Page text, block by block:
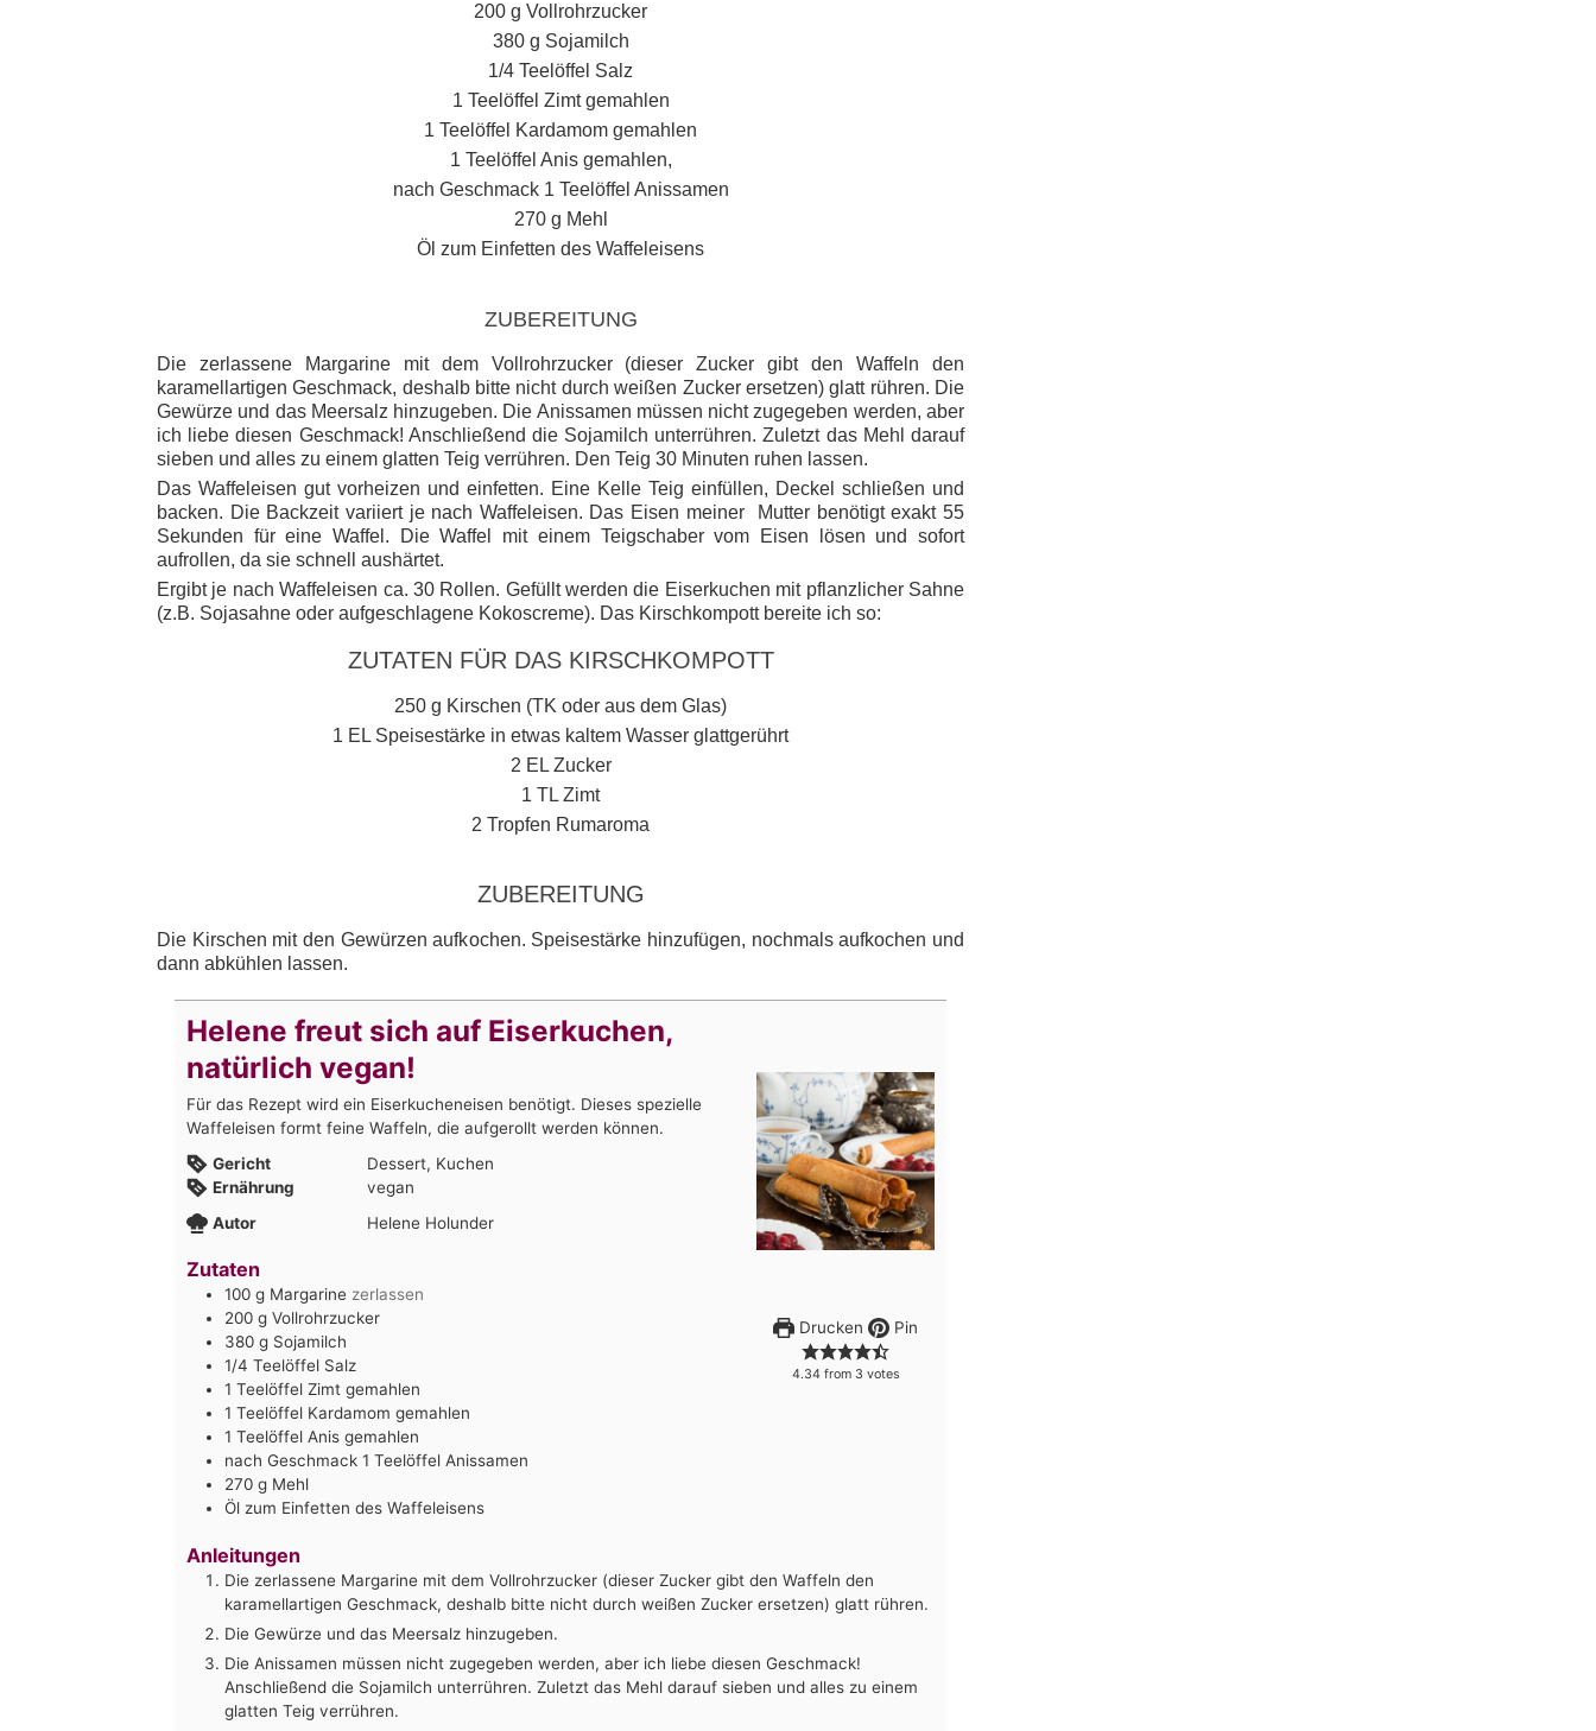
200 g Vollrohrzucker
380 g Sojamilch
1/4 Teelöffel Salz
1 Teelöffel Zimt gemahlen
1 Teelöffel Kardamom gemahlen
1 Teelöffel Anis gemahlen,
nach Geschmack 1 Teelöffel Anissamen
270 g Mehl
Öl zum Einfetten des Waffeleisens
ZUBEREITUNG
Die zerlassene Margarine mit dem Vollrohrzucker (dieser Zucker gibt den Waffeln den
karamellartigen Geschmack, deshalb bitte nicht durch weißen Zucker ersetzen) glatt rühren. Die
Gewürze und das Meersalz hinzugeben. Die Anissamen müssen nicht zugegeben werden, aber
ich liebe diesen Geschmack! Anschließend die Sojamilch unterrühren. Zuletzt das Mehl darauf
sieben und alles zu einem glatten Teig verrühren. Den Teig 30 Minuten ruhen lassen.
Das Waffeleisen gut vorheizen und einfetten. Eine Kelle Teig einfüllen, Deckel schließen und
backen. Die Backzeit variiert je nach Waffeleisen. Das Eisen meiner Mutter benötigt exakt 55
Sekunden für eine Waffel. Die Waffel mit einem Teigschaber vom Eisen lösen und sofort
aufrollen, da sie schnell aushärtet.
Ergibt je nach Waffeleisen ca. 30 Rollen. Gefüllt werden die Eiserkuchen mit pflanzlicher Sahne
(z.B. Sojasahne oder aufgeschlagene Kokoscreme). Das Kirschkompott bereite ich so:
ZUTATEN FÜR DAS KIRSCHKOMPOTT
250 g Kirschen (TK oder aus dem Glas)
1 EL Speisestärke in etwas kaltem Wasser glattgerührt
2 EL Zucker
1 TL Zimt
2 Tropfen Rumaroma
ZUBEREITUNG
Die Kirschen mit den Gewürzen aufkochen. Speisestärke hinzufügen, nochmals aufkochen und
dann abkühlen lassen.
Drucken Pin
4.34from 3 votes
Helene freut sich auf Eiserkuchen,
natürlich vegan!
Für das Rezept wird ein Eiserkucheneisen benötigt. Dieses spezielle
Waffeleisen formt feine Waffeln, die aufgerollt werden können.
Gericht
Dessert, Kuchen
Ernährung
vegan
Autor
Helene Holunder
Zutaten
100 g Margarine zerlassen
200 g Vollrohrzucker
380 g Sojamilch
1/4 Teelöffel Salz
1 Teelöffel Zimt gemahlen
1 Teelöffel Kardamom gemahlen
1 Teelöffel Anis gemahlen
nach Geschmack 1 Teelöffel Anissamen
270 g Mehl
Öl zum Einfetten des Waffeleisens
Anleitungen
Die zerlassene Margarine mit dem Vollrohrzucker (dieser Zucker gibt den Waffeln den
karamellartigen Geschmack, deshalb bitte nicht durch weißen Zucker ersetzen) glatt rühren.
Die Gewürze und das Meersalz hinzugeben.
Die Anissamen müssen nicht zugegeben werden, aber ich liebe diesen Geschmack!
Anschließend die Sojamilch unterrühren. Zuletzt das Mehl darauf sieben und alles zu einem
glatten Teig verrühren.